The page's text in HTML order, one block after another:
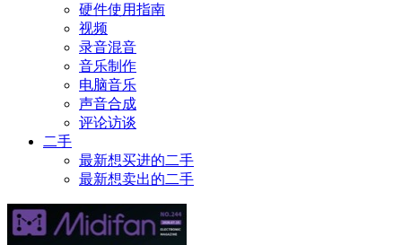
硬件使用指南
视频
录音混音
音乐制作
电脑音乐
声音合成
评论访谈
二手
最新想买进的二手
最新想卖出的二手